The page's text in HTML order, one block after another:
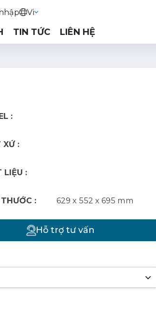
Vi
TIN TỨC LIÊN HỆ
:
XỨ :
LIỆU :
: 629 x 552 x 695 mm
Hỗ trợ tư vấn